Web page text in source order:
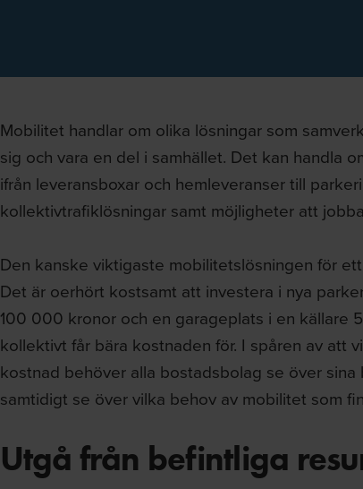
Mobilitet handlar om olika lösningar som
sig och vara en del i samhället. Det kan handla
ifrån leveransboxar och hemleveranser till
kollektivtrafiklösningar samt möjligheter att
Den kanske viktigaste mobilitetslösningen för
Det är oerhört kostsamt att investera i nya
100 000 kronor och en garageplats i en källare
kollektivt får bära kostnaden för. I spåren av att
kostnad behöver alla bostadsbolag se över
samtidigt se över vilka behov av mobilitet som
Utgå från befintliga